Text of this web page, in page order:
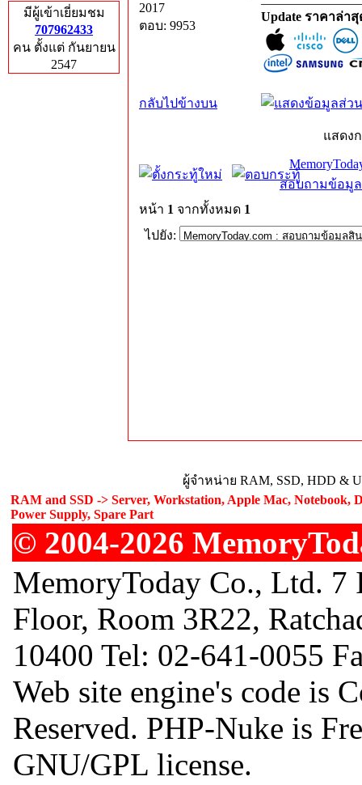
มีผู้เข้าเยี่ยมชม
707962433
คน ตั้งแต่ กันยายน
2547
2017
ตอบ: 9953
Update ราคาล่า
กลับไปข้างบน
แสดง
สอบถามข้อมู
หน้า 1 จากทั้งหมด 1
ไปยัง:
ผู้จำหน่าย RAM, SSD, HDD &
RAM and SSD -> Server, Workstation, Apple Mac, Notebook,
Power Supply, Spare Part
© 2004-2026
MemoryToday Co., Ltd.
Floor, Room 3R22,
10400 Tel: 02-641-0055
Web site engine's code is
Reserved. PHP-Nuke is
GNU/GPL license.